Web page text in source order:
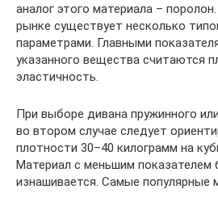
аналог этого материала –
рынке существует несколько
параметрами. Главными
указанного вещества считаются
эластичность.
При выборе дивана пружинного
во втором случае следует
плотности 30–40 килограмм на
Материал с меньшим показателем
изнашивается. Самые популярные